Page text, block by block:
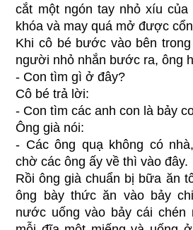
cắt một ngón tay nhỏ xíu
khóa và may quá mở được
Khi cô bé bước vào bên
người nhỏ nhắn bước ra, ông
- Con tìm gì ở đây?
Cô bé trả lời:
- Con tìm các anh con là bảy
Ông già nói:
- Các ông quạ không có
chờ các ông ấy về thì vào đây.
Rồi ông già chuẩn bị bữa ăn
ông bày thức ăn vào bảy
nước uống vào bảy cái chén